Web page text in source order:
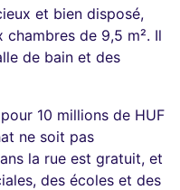
et bien disposé,
de 9,5 m². Il
de bain et des
10 millions de HUF
ne soit pas
la rue est gratuit, et
des écoles et des